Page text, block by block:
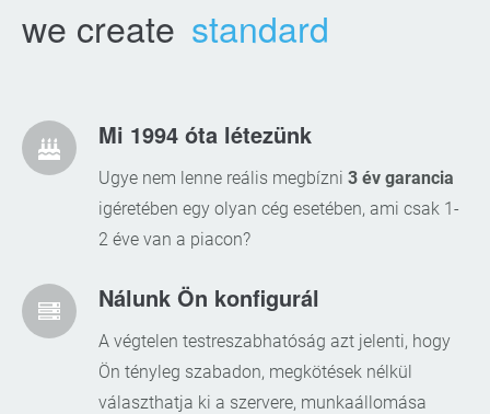
we create standard
Mi 1994 óta létezünk
Ugye nem lenne reális megbízni 3 év garancia
igéretében egy olyan cég esetében, ami csak 1-
2 éve van a piacon?
Nálunk Ön konfigurál
A végtelen testreszabhatóság azt jelenti, hogy
Ön tényleg szabadon, megkötések nélkül
választhatja ki a szervere, munkaállomása